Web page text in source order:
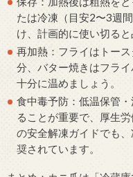
たは冷凍（目安2〜3週
け、計画的に使い切ると
再加熱：フライはトー
分、バター焼きはフラ
十分に温めましょう。
食中毒予防：低温保管
ることが重要で、厚生
の安全解凍ガイドでも
奨されています。